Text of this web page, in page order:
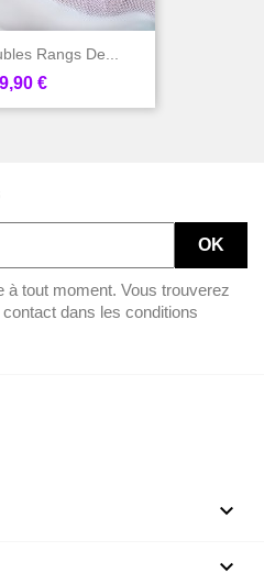
Rangs De...
€
tout moment. Vous trouverez
dans les conditions

